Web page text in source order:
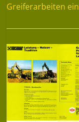
Greiferarbeiten